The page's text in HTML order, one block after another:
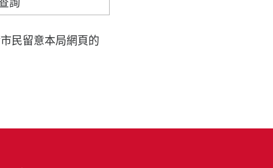
詢
民留意本局網頁的